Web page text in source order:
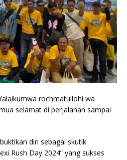
rochmatullohi wa
selamat di perjalanan sampai
diri sebagai skutik
Rush Day 2024” yang sukses